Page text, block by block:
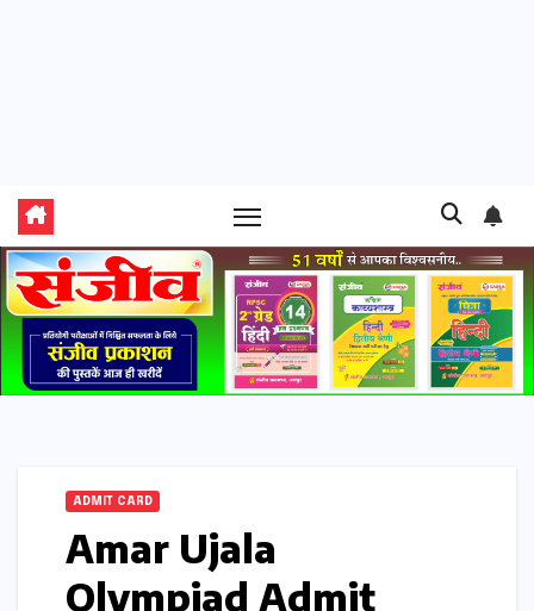
ADMIT CARD
Amar Ujala
Olympiad Admit